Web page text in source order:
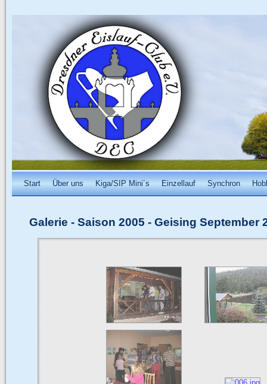
Start Über uns Kiga/SIP Mini´s Einzellauf Synchron
Galerie - Saison 2005 - Geising September